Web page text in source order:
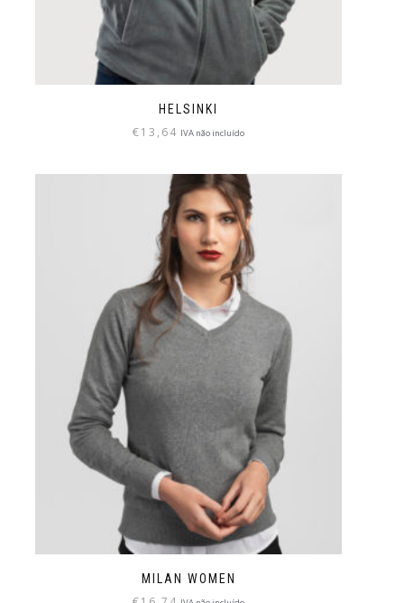
HELSINKI
€13,64 IVA não incluído
MILAN WOMEN